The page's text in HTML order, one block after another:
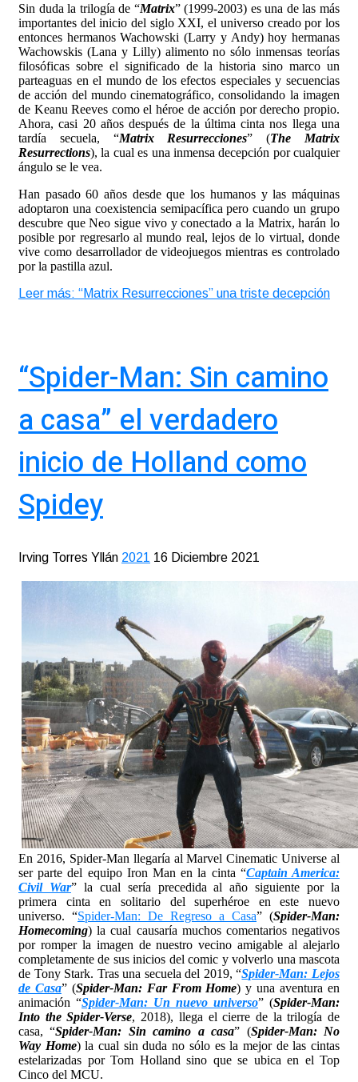
Sin duda la trilogía de “Matrix” (1999-2003) es una de las más
importantes del inicio del siglo XXI, el universo creado por los
entonces hermanos Wachowski (Larry y Andy) hoy hermanas
Wachowskis (Lana y Lilly) alimento no sólo inmensas teorías
filosóficas sobre el significado de la historia sino marco un
parteaguas en el mundo de los efectos especiales y secuencias
de acción del mundo cinematográfico, consolidando la imagen
de Keanu Reeves como el héroe de acción por derecho propio.
Ahora, casi 20 años después de la última cinta nos llega una
tardía secuela, “Matrix Resurrecciones” (The Matrix
Resurrections), la cual es una inmensa decepción por cualquier
ángulo se le vea.
Han pasado 60 años desde que los humanos y las máquinas
adoptaron una coexistencia semipacífica pero cuando un grupo
descubre que Neo sigue vivo y conectado a la Matrix, harán lo
posible por regresarlo al mundo real, lejos de lo virtual, donde
vive como desarrollador de videojuegos mientras es controlado
por la pastilla azul.
Leer más: “Matrix Resurrecciones” una triste decepción
“Spider-Man: Sin camino
a casa” el verdadero
inicio de Holland como
Spidey
Irving Torres Yllán 2021 16 Diciembre 2021
En 2016, Spider-Man llegaría al Marvel Cinematic Universe al
ser parte del equipo Iron Man en la cinta “Captain America:
Civil War” la cual sería precedida al año siguiente por la
primera cinta en solitario del superhéroe en este nuevo
universo. “Spider-Man: De Regreso a Casa” (Spider-Man:
Homecoming) la cual causaría muchos comentarios negativos
por romper la imagen de nuestro vecino amigable al alejarlo
completamente de sus inicios del comic y volverlo una mascota
de Tony Stark. Tras una secuela del 2019, “Spider-Man: Lejos
de Casa” (Spider-Man: Far From Home) y una aventura en
animación “Spider-Man: Un nuevo universo” (Spider-Man:
Into the Spider-Verse, 2018), llega el cierre de la trilogía de
casa, “Spider-Man: Sin camino a casa” (Spider-Man: No
Way Home) la cual sin duda no sólo es la mejor de las cintas
estelarizadas por Tom Holland sino que se ubica en el Top
Cinco del MCU.